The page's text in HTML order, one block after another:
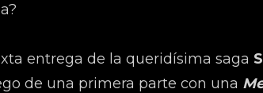
entrega de la queridísima saga
de una primera parte con una